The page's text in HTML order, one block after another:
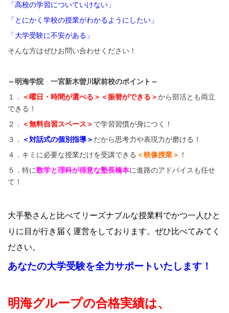
「高校の学習についていけない」
「とにかく学校の授業がわかるようにしたい」
「大学受験に不安がある」
そんな方はぜひお問い合わせください！
～明海学院 一宮新木曽川駅前校のポイント～
１． ＜曜日・時間が選べる＞＜振替ができる＞から部活とも両立
できる！
２． ＜無料自習スペース＞ で学習習慣が身につく！
３． ＜対話式の個別指導＞ だから思考力や表現力が磨ける！
４．キミに必要な授業だけを受講できる ＜映像授業＞ ！
５．特に数学と理科が得意な塾長橋本に進路のアドバイスも任せ
て！
大手塾さんと比べてリーズナブルな授業料でかつ一人ひと
りに目が行き届く運営をしております。ぜひ比べてみてく
ださい。
あなたの大学受験を全力サポートいたします！
明海グループの合格実績は、